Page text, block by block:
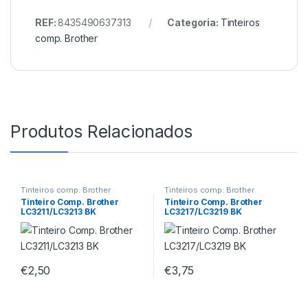
REF:8435490637313 Categoria: Tinteiros
comp. Brother
Produtos Relacionados
Tinteiros comp. Brother
Tinteiro Comp. Brother
LC3211/LC3213 BK
€2,50
Tinteiros comp. Brother
Tinteiro Comp. Brother
LC3217/LC3219 BK
€3,75